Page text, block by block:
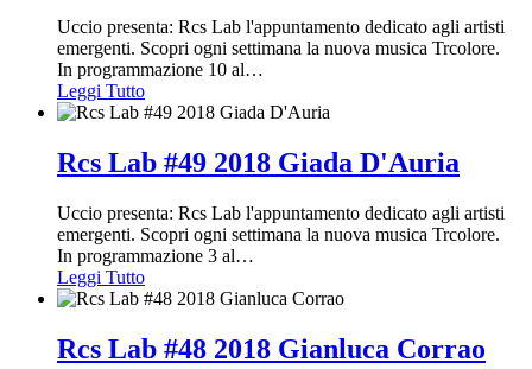
Uccio presenta: Rcs Lab l'appuntamento dedicato agli artisti
emergenti. Scopri ogni settimana la nuova musica Trcolore.
In programmazione 10 al…
Leggi Tutto
Rcs Lab #49 2018 Giada D'Auria
Uccio presenta: Rcs Lab l'appuntamento dedicato agli artisti
emergenti. Scopri ogni settimana la nuova musica Trcolore.
In programmazione 3 al…
Leggi Tutto
Rcs Lab #48 2018 Gianluca Corrao